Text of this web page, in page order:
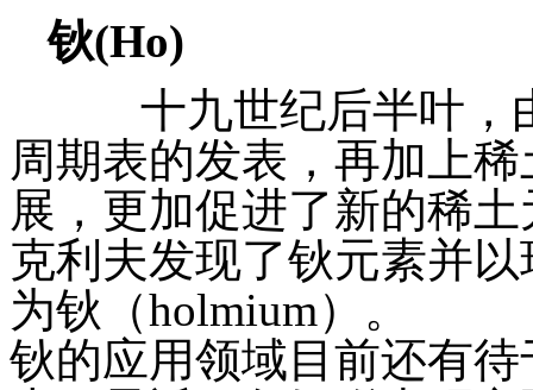
钬(Ho)
十九世纪后半叶，
周期表的发表，再加上
展，更加促进了新的稀
克利夫发现了钬元素并
为钬（holmium）。
钬的应用领域目前还有